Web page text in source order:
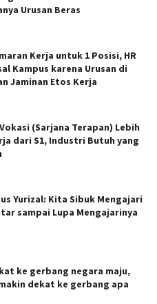
Urusan Beras
Kerja untuk 1 Posisi, HR
Kampus karena Urusan di
Jaminan Etos Kerja
(Sarjana Terapan) Lebih
dari S1, Industri Butuh yang
Yurizal: Kita Sibuk Mengajari
sampai Lupa Mengajarinya
ke gerbang negara maju,
dekat ke gerbang apa